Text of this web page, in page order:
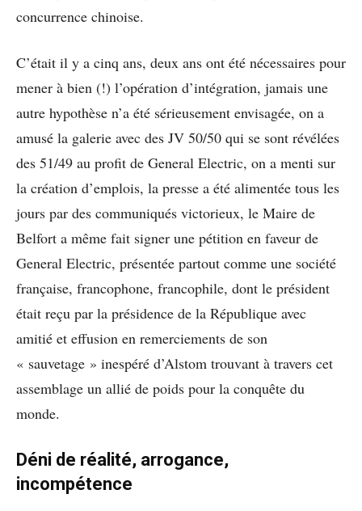
concurrence chinoise.
C’était il y a cinq ans, deux ans ont été nécessaires pour
mener à bien (!) l’opération d’intégration, jamais une
autre hypothèse n’a été sérieusement envisagée, on a
amusé la galerie avec des JV 50/50 qui se sont révélées
des 51/49 au profit de General Electric, on a menti sur
la création d’emplois, la presse a été alimentée tous les
jours par des communiqués victorieux, le Maire de
Belfort a même fait signer une pétition en faveur de
General Electric, présentée partout comme une société
française, francophone, francophile, dont le président
était reçu par la présidence de la République avec
amitié et effusion en remerciements de son
« sauvetage » inespéré d’Alstom trouvant à travers cet
assemblage un allié de poids pour la conquête du
monde.
Déni de réalité, arrogance,
incompétence